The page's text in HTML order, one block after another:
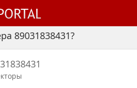
89031838431?